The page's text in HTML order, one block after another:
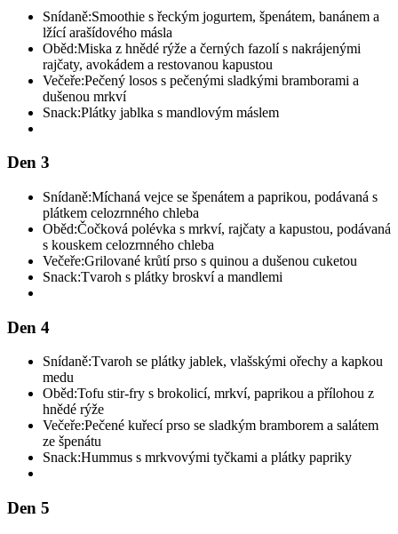
Snídaně:Smoothie s řeckým jogurtem, špenátem, banánem a
lžící arašídového másla
Oběd:Miska z hnědé rýže a černých fazolí s nakrájenými
rajčaty, avokádem a restovanou kapustou
Večeře:Pečený losos s pečenými sladkými bramborami a
dušenou mrkví
Snack:Plátky jablka s mandlovým máslem
Den 3
Snídaně:Míchaná vejce se špenátem a paprikou, podávaná s
plátkem celozrnného chleba
Oběd:Čočková polévka s mrkví, rajčaty a kapustou, podávaná
s kouskem celozrnného chleba
Večeře:Grilované krůtí prso s quinou a dušenou cuketou
Snack:Tvaroh s plátky broskví a mandlemi
Den 4
Snídaně:Tvaroh se plátky jablek, vlašskými ořechy a kapkou
medu
Oběd:Tofu stir-fry s brokolicí, mrkví, paprikou a přílohou z
hnědé rýže
Večeře:Pečené kuřecí prso se sladkým bramborem a salátem
ze špenátu
Snack:Hummus s mrkvovými tyčkami a plátky papriky
Den 5